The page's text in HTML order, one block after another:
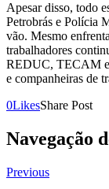
Apesar disso, todo
Petrobrás e Polícia
vão. Mesmo
trabalhadores
REDUC, TECAM e
e companheiras de
0LikesShare Post
Navegação
Previous